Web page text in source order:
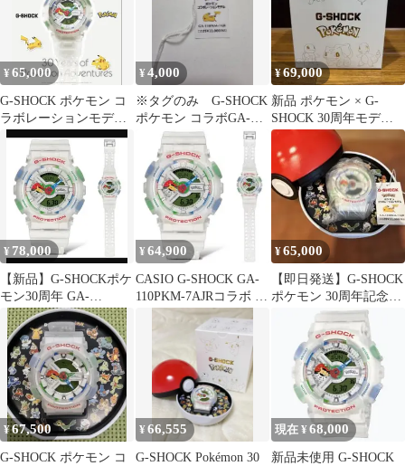
¥65,000
G-SHOCK ポケモン コ
ラボレーションモデル
腕時計
¥4,000
※タグのみ G-SHOCK
ポケモン コラボGA-
110PKM-7AJR
¥69,000
新品 ポケモン × G-
SHOCK 30周年モデル
GA-110PKM-7AJR
¥ 78,000
【新品】G-SHOCKポケ
モン30周年 GA-
110PKM-7AJR CASIO
¥ 64,900
CASIO G-SHOCK GA-
110PKM-7AJRコラボ ポ
ケモン新品
¥65,000
【即日発送】G-SHOCK
ポケモン 30周年記念
プライスタグ付き
¥67,500
G-SHOCK ポケモン コ
¥66,555
G-SHOCK Pokémon 30
現在 ¥68,000
新品未使用 G-SHOCK